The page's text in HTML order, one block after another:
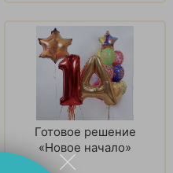
Готовое решение
«Новое начало»